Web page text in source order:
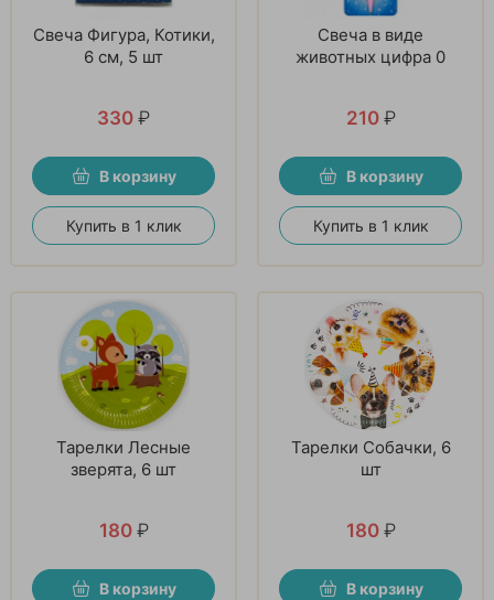
Свеча Фигура, Котики,
6 см, 5 шт
330 ₽
В корзину
Купить в 1 клик
Свеча в виде
животных цифра 0
210 ₽
В корзину
Купить в 1 клик
Тарелки Лесные
зверята, 6 шт
180 ₽
В корзину
Тарелки Собачки, 6
шт
180 ₽
В корзину